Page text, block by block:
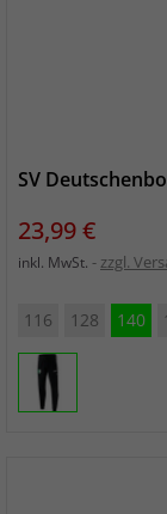
SV
Preis
23,99 €
inkl. MwSt. zzgl.
116 128 140